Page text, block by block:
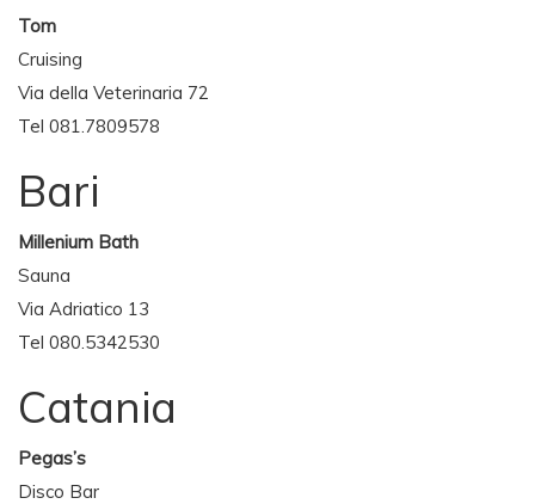
Tom
Cruising
Via della Veterinaria 72
Tel 081.7809578
Bari
Millenium Bath
Sauna
Via Adriatico 13
Tel 080.5342530
Catania
Pegas’s
Disco Bar